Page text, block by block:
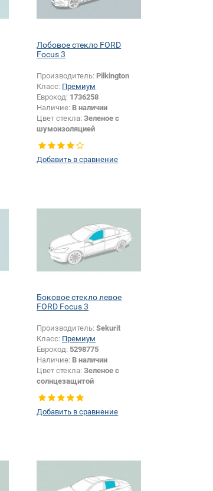
Лобовое стекло FORD
Focus 3
Производитель: Pilkington
Класс: Премиум
Еврокод: 1736258
Наличие: В наличии
Цвет стекла:Зеленое с
шумоизоляцией
Изменение крепления
зеркала + шелкографии:
Добавить в сравнение
Боковое стекло левое
FORD Focus 3
Производитель:Sekurit
Класс: Премиум
Еврокод: 5298775
Наличие: В наличии
Цвет стекла:Зеленое с
солнцезащитой
левое
Добавить в сравнение